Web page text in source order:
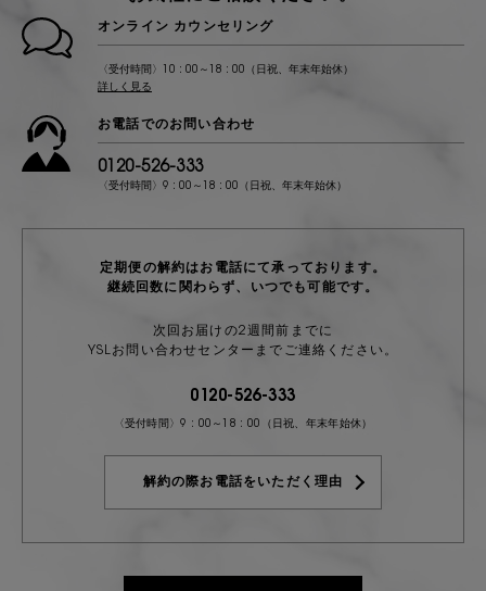
オンライン カウンセリング
〈受付時間〉10 : 00～18 : 00（日祝、年末年始休）
詳しく見る
お電話でのお問い合わせ
0120-526-333​
〈受付時間〉9 : 00～18 : 00（日祝、年末年始休）
定期便の解約はお電話にて承っております。
継続回数に関わらず、いつでも可能です。
次回お届けの2週間前までに
YSLお問い合わせセンターまでご連絡ください。
0120-526-333​
〈受付時間〉9 : 00～18 : 00（日祝、年末年始休）
解約の際お電話をいただく理由